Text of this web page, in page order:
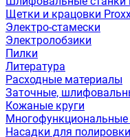
Щетки и крацовки
Электро-стамески
Электролобзики
Пилки
Литература
Расходные материалы
Заточные,
Кожаные круги
Многофункциональные
Насадки для